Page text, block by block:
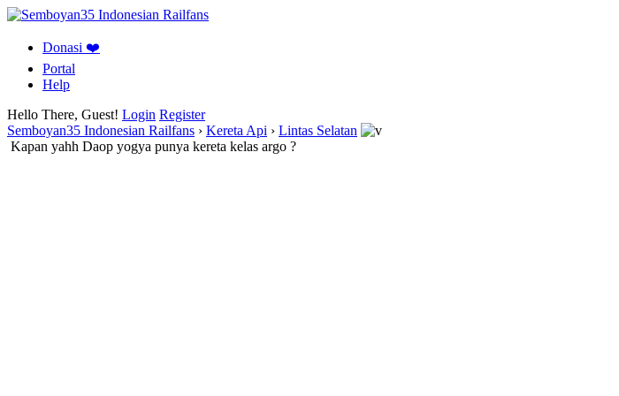
Donasi ❤️
Portal
Help
Hello There, Guest! Login Register
Semboyan35 Indonesian Railfans › Kereta Api › Lintas Selatan
Kapan yahh Daop yogya punya kereta kelas argo ?